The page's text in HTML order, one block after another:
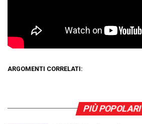
ARGOMENTI CORRELATI:
PIÙ POPOLARI